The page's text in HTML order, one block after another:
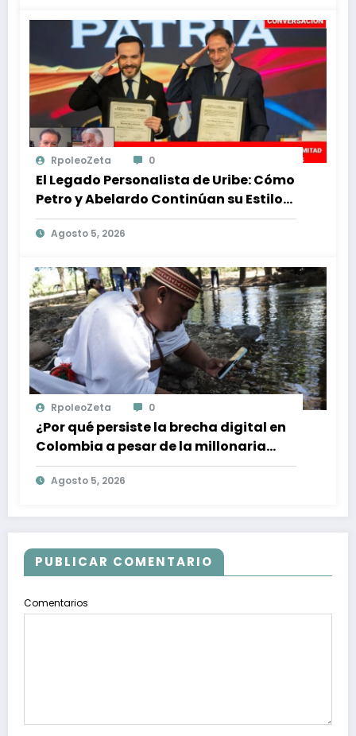
RpoleoZeta 0
El Legado Personalista de Uribe: Cómo
Petro y Abelardo Continúan su Estilo
de Gobierno
Agosto 5, 2026
RpoleoZeta 0
¿Por qué persiste la brecha digital en
Colombia a pesar de la millonaria
inversión en conectividad?
Agosto 5, 2026
PUBLICAR COMENTARIO
Comentarios